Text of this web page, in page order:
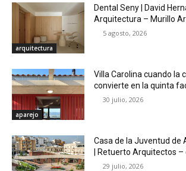
arquitectura
Dental Seny | David
Arquitectura – Murillo
5 agosto, 2026
aparejo
Villa Carolina cuando la
convierte en la quinta
30 julio, 2026
Casa de la Juventud de
| Retuerto Arquitectos
29 julio, 2026